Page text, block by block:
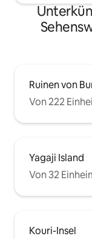
und Trockner
von 3 Minuten
große
und 7-Eleven. Wir
Ruinen von
Von 222
Yagaji Island
Von 32
Kouri-Insel